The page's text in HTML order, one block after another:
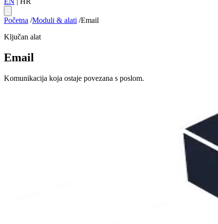
Početna /Moduli & alati /Email
Ključan alat
Email
Komunikacija koja ostaje povezana s poslom.